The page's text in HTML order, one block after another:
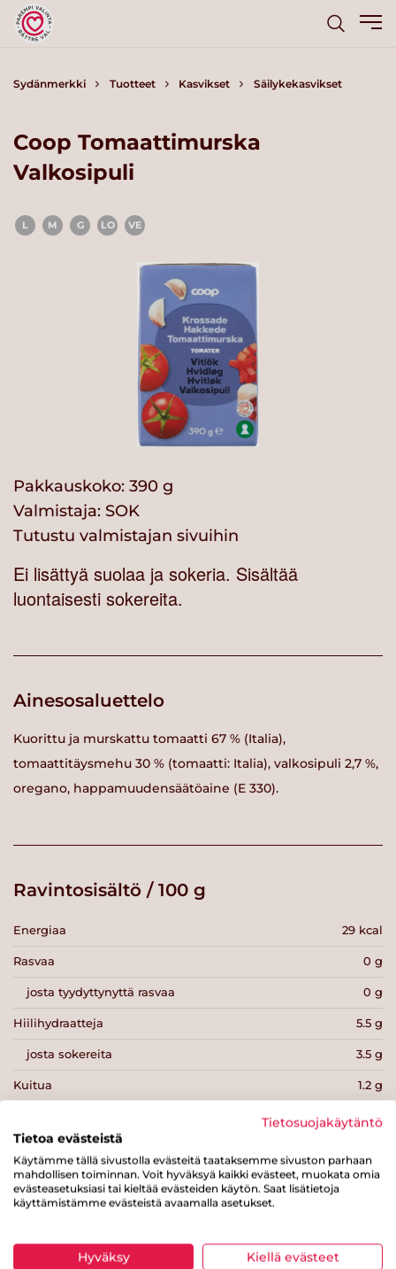
Sydänmerkki Tuotteet Kasvikset Säilykekasvikset
Coop Tomaattimurska
Valkosipuli
L M G LO VE
Pakkauskoko: 390 g
Valmistaja: SOK
Tutustu valmistajan sivuihin
Ei lisättyä suolaa ja sokeria. Sisältää
luontaisesti sokereita.
Ainesosaluettelo
Kuorittu ja murskattu tomaatti 67 % (Italia),
tomaattitäysmehu 30 % (tomaatti: Italia), valkosipuli 2,7 %,
oregano, happamuudensäätöaine (E 330).
Ravintosisältö / 100 g
Energiaa 29 kcal
Rasvaa 0 g
josta tyydyttynyttä rasvaa 0 g
Hiilihydraatteja 5.5 g
josta sokereita 3.5 g
Kuitua 1.2 g
1.1 g
Suolaa
Tulosta sivu Jaa tuote
Tietosuojakäytäntö
Tietoa evästeistä
Käytämme tällä sivustolla evästeitä taataksemme sivuston parhaan
mahdollisen toiminnan. Voit hyväksyä kaikki evästeet, muokata omia
evästeasetuksiasi tai kieltää evästeiden käytön. Saat lisätietoja
käyttämistämme evästeistä avaamalla asetukset.
Hyväksy Kiellä evästeet